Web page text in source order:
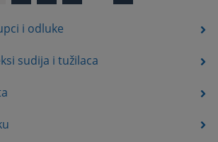
i odluke
sudija i tužilaca